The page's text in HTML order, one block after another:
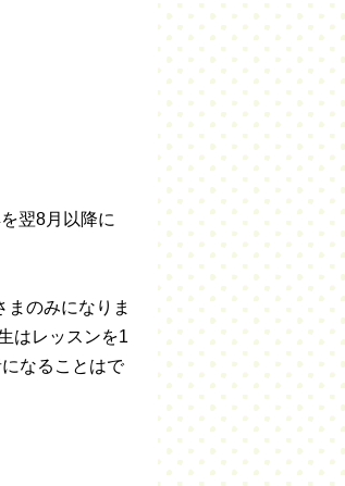
翌8月以降に
まのみになりま
はレッスンを1
なることはで